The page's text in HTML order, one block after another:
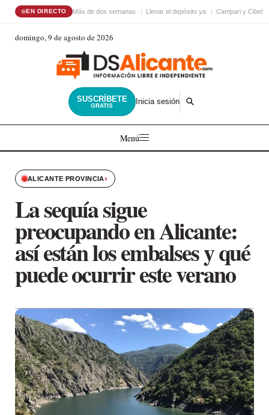
EN DIRECTO Más de dos semanas Llenar el depósito ya Campari y
domingo, 9 de agosto de 2026
SUSCRÍBETE
GRATIS Inicia sesión
Menú
ALICANTE PROVINCIA›
La sequía sigue
preocupando en Alicante:
así están los embalses y qué
puede ocurrir este verano